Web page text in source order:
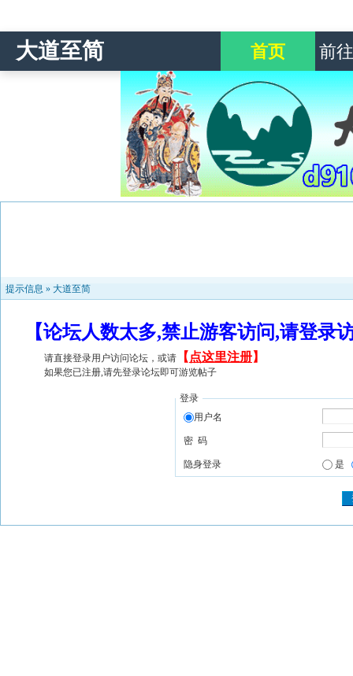
大道至简 首页 前
提示信息 » 大道至简
【论坛人数太多,禁止游客访问,请登
请直接登录用户访问论坛，或请 【 点这里注册】
如果您已注册,请先登录论坛即可游览帖子
登录
用户名
密 码
隐身登录 是